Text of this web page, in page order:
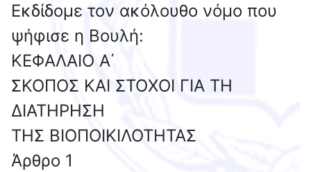
Εκδίδομε τον ακόλουθο νόμο που
ψήφισε η Βουλή:
ΚΕΦΑΛΑΙΟ Α΄
ΣΚΟΠΟΣ ΚΑΙ ΣΤΟΧΟΙ ΓΙΑ ΤΗ
ΔΙΑΤΗΡΗΣΗ
ΤΗΣ ΒΙΟΠΟΙΚΙΛΟΤΗΤΑΣ
Άρθρο 1